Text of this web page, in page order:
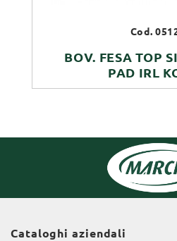
Cod.
BOV. FESA TOP
PAD IRL
Cataloghi aziendali